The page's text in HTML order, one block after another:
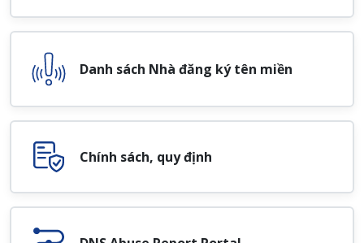
Danh sách Nhà đăng ký tên miền
Chính sách, quy định